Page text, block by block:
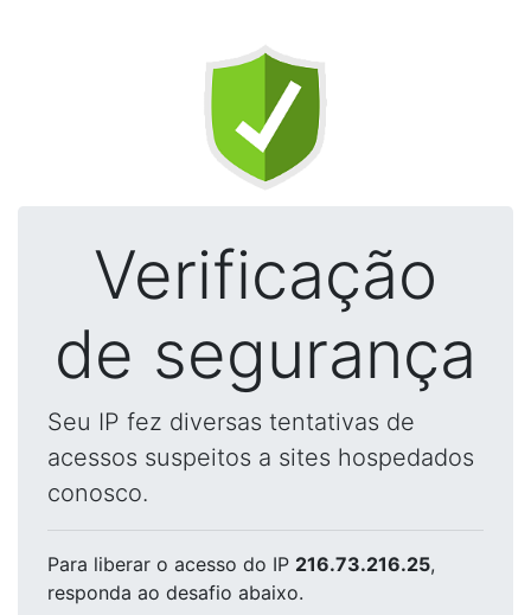
Verificação
de segurança
Seu IP fez diversas tentativas de
acessos suspeitos a sites hospedados
conosco.
Para liberar o acesso do IP 216.73.216.25,
responda ao desafio abaixo.